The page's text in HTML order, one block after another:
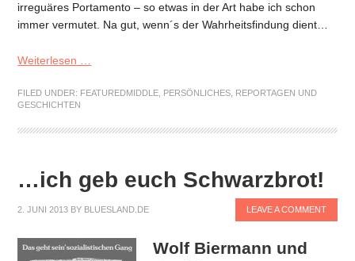
irreguäres Portamento – so etwas in der Art habe ich schon
immer vermutet. Na gut, wenn´s der Wahrheitsfindung dient…
Weiterlesen …
FILED UNDER: FEATUREDMIDDLE PERSÖNLICHES REPORTAGEN UND
GESCHICHTEN
…ich geb euch Schwarzbrot!
2. JUNI 2013 BY BLUESLAND.DE LEAVE A COMMENT
Wolf Biermann und